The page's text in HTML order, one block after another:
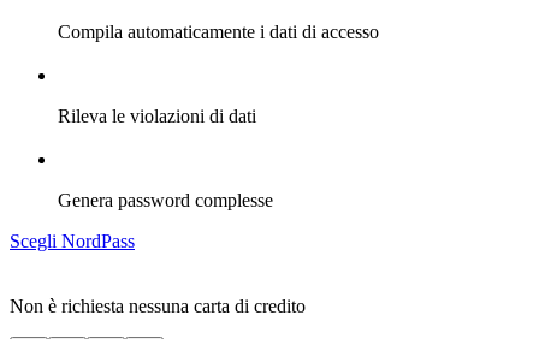
Compila automaticamente i dati di accesso
Rileva le violazioni di dati
Genera password complesse
Scegli NordPass
Non è richiesta nessuna carta di credito